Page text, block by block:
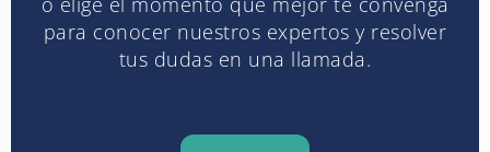
para conocer nuestros expertos y resolver
tus dudas en una llamada.